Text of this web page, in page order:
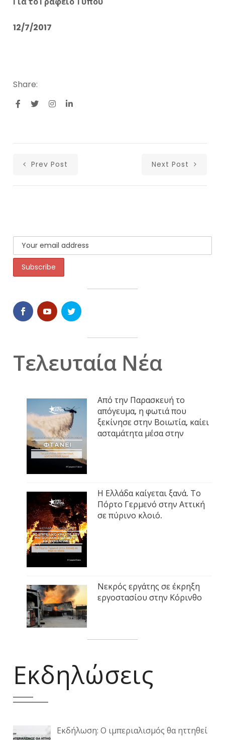
12/7/2017
Share:
Prev Post Next Post
Τελευταία Νέα
Από την Παρασκευή το
απόγευμα, η φωτιά που
ξεκίνησε στην Βοιωτία, καίει
ασταμάτητα μέσα στην
Η Ελλάδα καίγεται ξανά. Το
Πόρτο Γερμενό στην Αττική
σε πύρινο κλοιό.
Νεκρός εργάτης σε έκρηξη
εργοστασίου στην Κόρινθο
Εκδηλώσεις
Εκδήλωση: Ο ιμπεριαλισμός θα ηττηθεί